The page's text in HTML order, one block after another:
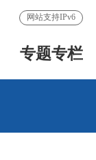
网站支持IPv6
专题专栏